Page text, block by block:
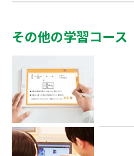
その他の学習コース